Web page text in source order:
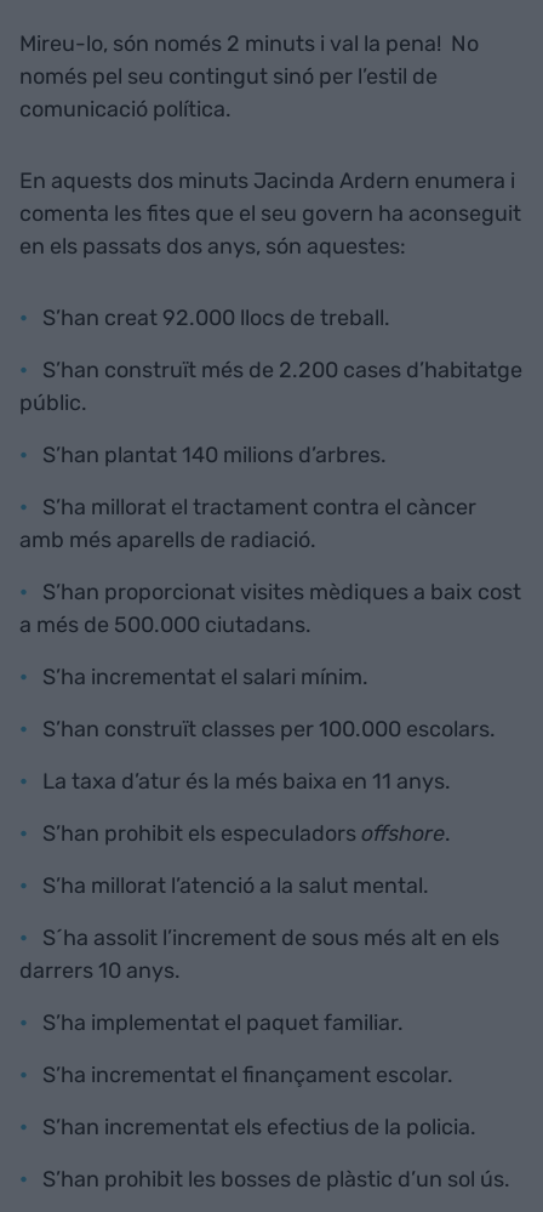
Mireu-lo, són només 2 minuts i val la pena! No
només pel seu contingut sinó per l’estil de
comunicació política.
En aquests dos minuts Jacinda Ardern enumera i
comenta les fites que el seu govern ha aconseguit
en els passats dos anys, són aquestes:
S’han creat 92.000 llocs de treball.
S’han construït més de 2.200 cases d’habitatge
públic.
S’han plantat 140 milions d’arbres.
S’ha millorat el tractament contra el càncer
amb més aparells de radiació.
S’han proporcionat visites mèdiques a baix cost
a més de 500.000 ciutadans.
S’ha incrementat el salari mínim.
S’han construït classes per 100.000 escolars.
La taxa d’atur és la més baixa en 11 anys.
S’han prohibit els especuladorsoffshore.
S’ha millorat l’atenció a la salut mental.
S´ha assolit l’increment de sous més alt en els
darrers 10 anys.
S’ha implementat el paquet familiar.
S’ha incrementat el finançament escolar.
S’han incrementat els efectius de la policia.
S’han prohibit les bosses de plàstic d’un sol ús.